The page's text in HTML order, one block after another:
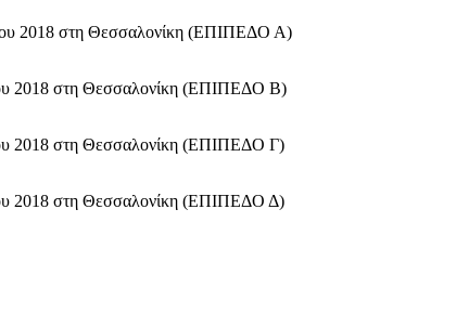
2018 στη Θεσσαλονίκη (ΕΠΙΠΕΔΟ Α)
2018 στη Θεσσαλονίκη (ΕΠΙΠΕΔΟ Β)
2018 στη Θεσσαλονίκη (ΕΠΙΠΕΔΟ Γ)
2018 στη Θεσσαλονίκη (ΕΠΙΠΕΔΟ Δ)